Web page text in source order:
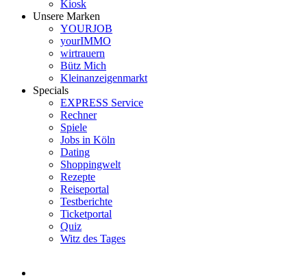
Kiosk
Unsere Marken
YOURJOB
yourIMMO
wirtrauern
Bütz Mich
Kleinanzeigenmarkt
Specials
EXPRESS Service
Rechner
Spiele
Jobs in Köln
Dating
Shoppingwelt
Rezepte
Reiseportal
Testberichte
Ticketportal
Quiz
Witz des Tages